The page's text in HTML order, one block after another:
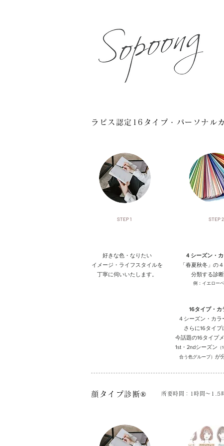
ラピス認定16タイプ・パーソナル
STEP 1
​好きな色・なりたい
イメージ・ライフスタイルを
丁寧に伺いいたします。
STEP 2
4 シーズン・
「春夏秋冬」の
分類する診断
例：イエロー
16タイプ・カ
４シーズン・カラ
さらに16タイプ
今話題の16タイプ
1st・2ndシーズン
合う色グループ） が
顔タイプ診断® 所要時間：1時間～1.5